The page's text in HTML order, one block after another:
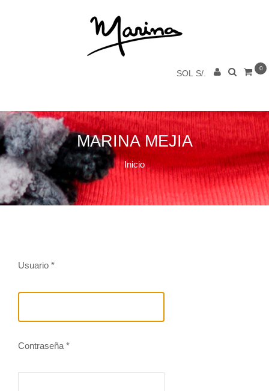
SOL S/.
0
MARINA MEJIA
Inicio
Usuario *
Contraseña *